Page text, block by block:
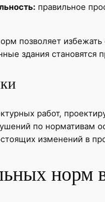
правильное
позволяет
здания
работ,
по нормативам
изменений в
норм